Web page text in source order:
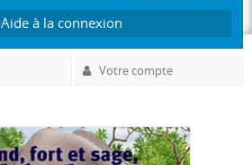
Aide à la connexion
Votre compte